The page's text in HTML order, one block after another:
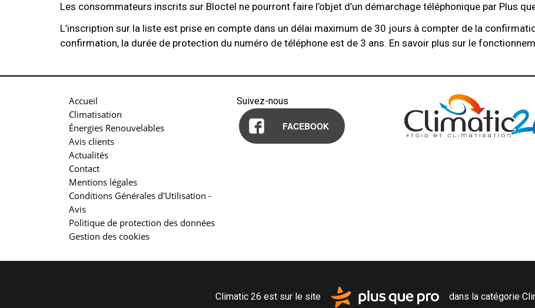
Les consommateurs inscrits sur Bloctel ne pourront faire l’objet d’un démarchage téléphonique par Plus
L’inscription sur la liste est prise en compte dans un délai maximum de 30 jours à compter de la
confirmation, la durée de protection du numéro de téléphone est de 3 ans. En savoir plus sur le
Accueil
Climatisation
Énergies Renouvelables
Avis clients
Actualités
Contact
Mentions légales
Conditions Générales d'Utilisation -
Avis
Politique de protection des données
Gestion des cookies
Suivez-nous
FACEBOOK
Climatic 26 est sur le site dans la catégorie